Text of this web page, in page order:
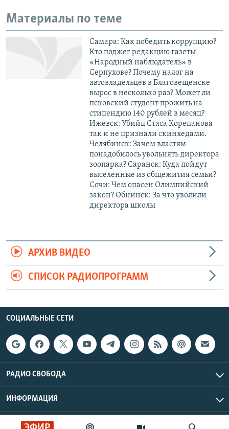
Материалы по теме
Самара: Как победить коррупцию?
Кто поджег редакцию газеты
«Народный наблюдатель» в
Серпухове? Почему налог на
автовладельцев в Благовещенске
вырос в несколько раз? Может ли
псковский студент прожить на
стипендию 140 рублей в месяц?
Ижевск: Убийц Стаса Корепанова
так и не признали скинхедами.
Челябинск: Зачем властям
понадобилось увольнять директора
зоопарка? Саранск: Куда пойдут
выселенные из общежития семьи?
Сочи: Чем опасен Олимпийский
закон? Обнинск: За что уволили
директора школы
АРХИВ ВИДЕО
СПИСОК РАДИОПРОГРАММ
СОЦИАЛЬНЫЕ СЕТИ
РАДИО СВОБОДА
ИНФОРМАЦИЯ
Радио Свобода © 2026 RFE/RL, Inc. | Все права защищены.